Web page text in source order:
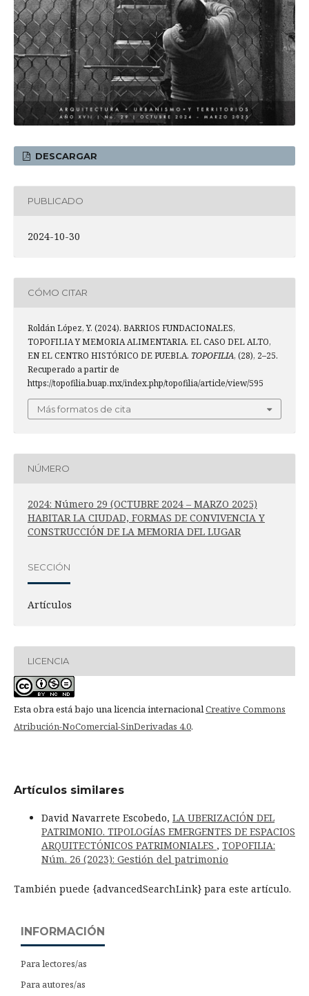
DESCARGAR
PUBLICADO
2024-10-30
CÓMO CITAR
Roldán López, Y. (2024). BARRIOS FUNDACIONALES,
TOPOFILIA Y MEMORIA ALIMENTARIA. EL CASO DEL ALTO,
EN EL CENTRO HISTÓRICO DE PUEBLA. TOPOFILIA, (28), 2–25.
Recuperado a partir de
https://topofilia.buap.mx/index.php/topofilia/article/view/595
Más formatos de cita
NÚMERO
2024: Número 29 (OCTUBRE 2024 – MARZO 2025)
HABITAR LA CIUDAD, FORMAS DE CONVIVENCIA Y
CONSTRUCCIÓN DE LA MEMORIA DEL LUGAR
SECCIÓN
Artículos
LICENCIA
Esta obra está bajo una licencia internacionalCreative Commons
Atribución-NoComercial-SinDerivadas 4.0.
Artículos similares
David Navarrete Escobedo, LA UBERIZACIÓN DEL
PATRIMONIO. TIPOLOGÍAS EMERGENTES DE ESPACIOS
ARQUITECTÓNICOS PATRIMONIALES , TOPOFILIA:
Núm. 26 (2023): Gestión del patrimonio
También puede {advancedSearchLink} para este artículo.
INFORMACIÓN
Para lectores/as
Para autores/as